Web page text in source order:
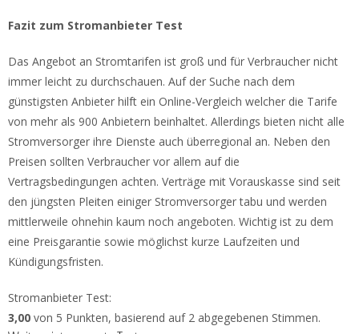
Fazit zum Stromanbieter Test
Das Angebot an Stromtarifen ist groß und für Verbraucher nicht
immer leicht zu durchschauen. Auf der Suche nach dem
günstigsten Anbieter hilft ein Online-Vergleich welcher die Tarife
von mehr als 900 Anbietern beinhaltet. Allerdings bieten nicht alle
Stromversorger ihre Dienste auch überregional an. Neben den
Preisen sollten Verbraucher vor allem auf die
Vertragsbedingungen achten. Verträge mit Vorauskasse sind seit
den jüngsten Pleiten einiger Stromversorger tabu und werden
mittlerweile ohnehin kaum noch angeboten. Wichtig ist zu dem
eine Preisgarantie sowie möglichst kurze Laufzeiten und
Kündigungsfristen.
Stromanbieter Test:
3,00 von 5 Punkten, basierend auf 2 abgegebenen Stimmen.